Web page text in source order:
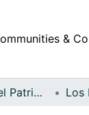
&
Fondo Archivo del Patrimonio Fotográfico y Fílmico del Valle del Cauca Los